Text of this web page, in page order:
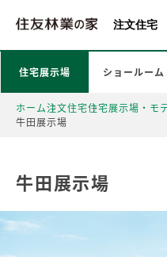
注文住宅
ホーム注文住宅住宅展示場・モ
牛田展示場
住宅展示場 ショールーム
牛田展示場